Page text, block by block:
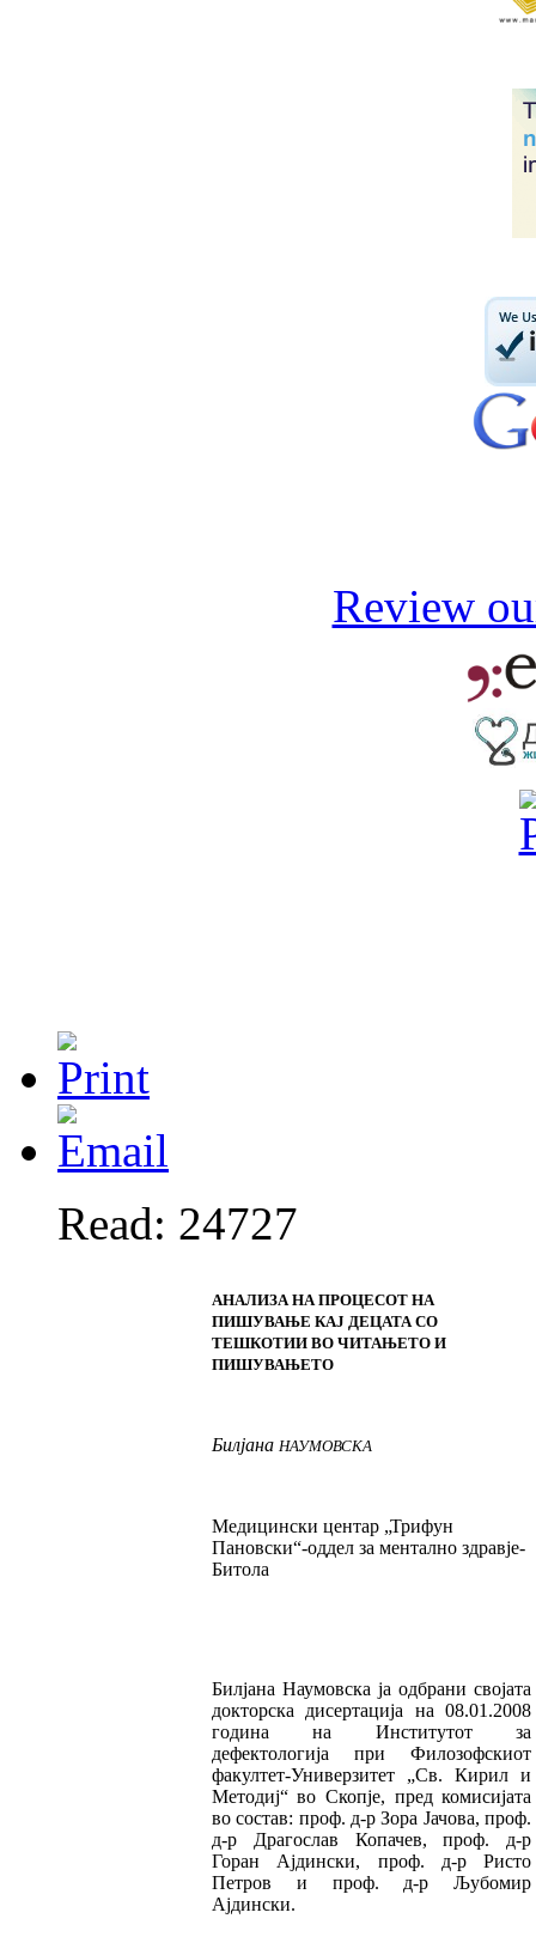
Review
Read: 24727
АНАЛИЗА НА ПРОЦЕСОТ НА
ПИШУВАЊЕ КАЈ ДЕЦАТА СО
ТЕШКОТИИ ВО ЧИТАЊЕТО И
ПИШУВАЊЕТО
Билјана НАУМОВСКА
Медицински центар „Трифун
Пановски“-оддел за ментално здравје-
Битола
Билјана Наумовска ја одбрани својата
док­тор­ска дисертација на 08.01.2008
година на Инсти­ту­тот за
дефектологија при Филозофскиот
факултет-Универзитет „Св. Кирил и
Методиј“ во Скопје, пред комисијата
во состав: проф. д-р Зо­ра Јачова, проф.
д-р Драгослав Копачев, проф. д-р
Горан Ајдински, проф. д-р Ристо
Петров и проф. д-р Љубомир
Ајдински.